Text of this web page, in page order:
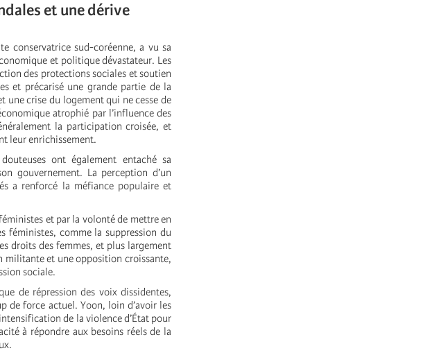
et une dérive
conservatrice sud-coréenne, a vu sa
et politique dévastateur. Les
des protections sociales et soutien
et précarisé une grande partie de la
une crise du logement qui ne cesse de
atrophié par l’influence des
la participation croisée, et
leur enrichissement.
ont également entaché sa
gouvernement. La perception d’un
a renforcé la méfiance populaire et
et par la volonté de mettre en
féministes, comme la suppression du
droits des femmes, et plus largement
militante et une opposition croissante,
sociale.
de répression des voix dissidentes,
de force actuel. Yoon, loin d’avoir les
de la violence d’État pour
à répondre aux besoins réels de la